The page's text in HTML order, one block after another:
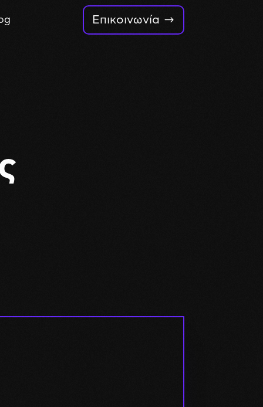
Επικοινωνία